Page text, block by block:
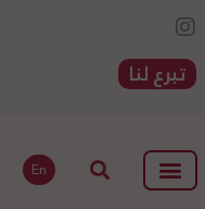
تبرع لنا
En